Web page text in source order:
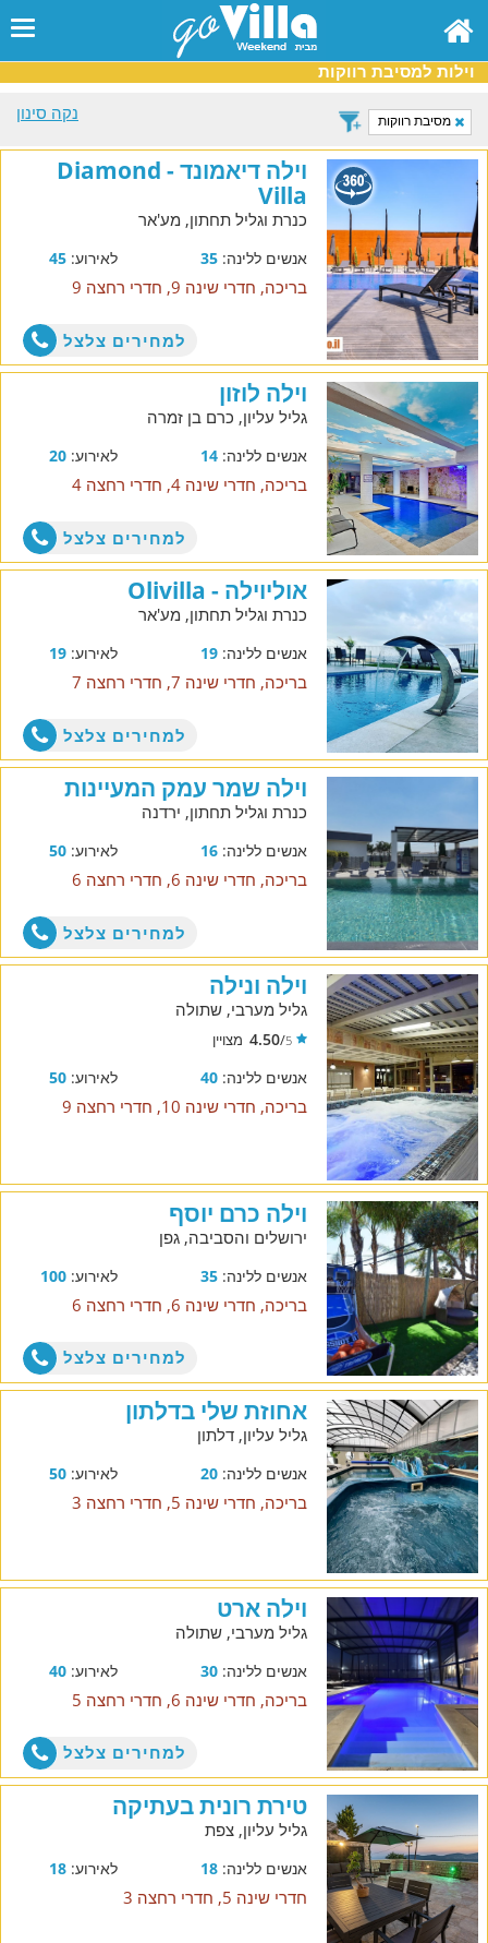
וילות למסיבת רווקות
נקה סינון
מסיבת רווקות
וילה דיאמונד - Diamond
Villa
כנרת וגליל תחתון, מע'אר
אנשים ללינה:35 לאירוע:45
בריכה, חדרי שינה 9, חדרי רחצה 9
למחירים צלצל
וילה לוזון
גליל עליון, כרם בן זמרה
אנשים ללינה:14 לאירוע:20
בריכה, חדרי שינה 4, חדרי רחצה 4
למחירים צלצל
אוליוילה - Olivilla
כנרת וגליל תחתון, מע'אר
אנשים ללינה:19 לאירוע:19
בריכה, חדרי שינה 7, חדרי רחצה 7
למחירים צלצל
וילה שמר עמק המעיינות
כנרת וגליל תחתון, ירדנה
אנשים ללינה:16 לאירוע:50
בריכה, חדרי שינה 6, חדרי רחצה 6
למחירים צלצל
וילה ונילה
גליל מערבי, שתולה
5
/
4.50 מצויין
אנשים ללינה:40 לאירוע:50
בריכה, חדרי שינה 10, חדרי רחצה 9
וילה כרם יוסף
ירושלים והסביבה, גפן
אנשים ללינה:35 לאירוע:100
בריכה, חדרי שינה 6, חדרי רחצה 6
למחירים צלצל
אחוזת שלי בדלתון
גליל עליון, דלתון
אנשים ללינה:20 לאירוע:50
בריכה, חדרי שינה 5, חדרי רחצה 3
וילה ארט
גליל מערבי, שתולה
אנשים ללינה:30 לאירוע:40
בריכה, חדרי שינה 6, חדרי רחצה 5
למחירים צלצל
טירת רונית בעתיקה
גליל עליון, צפת
אנשים ללינה:18 לאירוע:18
חדרי שינה 5, חדרי רחצה 3